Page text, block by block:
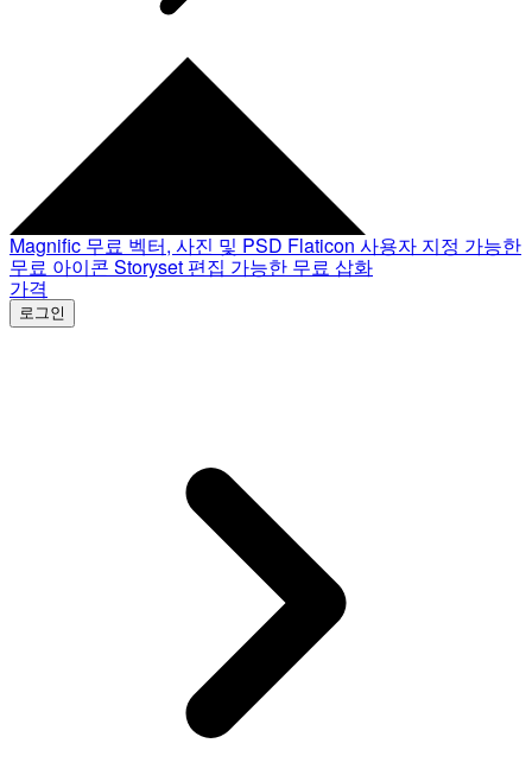
Magnific 무료 벡터, 사진 및 PSD Flaticon 사용자 지정 가능한
무료 아이콘 Storyset 편집 가능한 무료 삽화
가격
로그인